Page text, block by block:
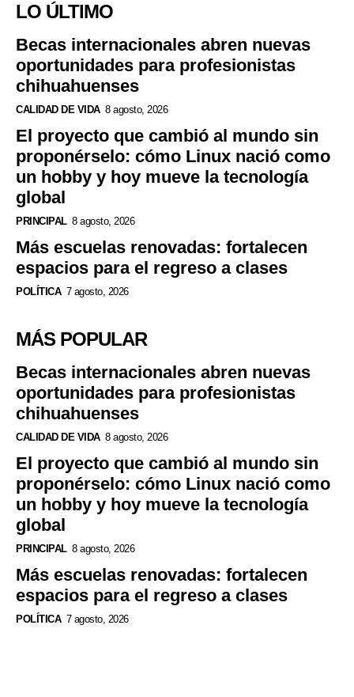
LO ÚLTIMO
Becas internacionales abren nuevas
oportunidades para profesionistas
chihuahuenses
CALIDAD DE VIDA 8 agosto, 2026
El proyecto que cambió al mundo sin
proponérselo: cómo Linux nació como
un hobby y hoy mueve la tecnología
global
PRINCIPAL 8 agosto, 2026
Más escuelas renovadas: fortalecen
espacios para el regreso a clases
POLÍTICA 7 agosto, 2026
MÁS POPULAR
Becas internacionales abren nuevas
oportunidades para profesionistas
chihuahuenses
CALIDAD DE VIDA 8 agosto, 2026
El proyecto que cambió al mundo sin
proponérselo: cómo Linux nació como
un hobby y hoy mueve la tecnología
global
PRINCIPAL 8 agosto, 2026
Más escuelas renovadas: fortalecen
espacios para el regreso a clases
POLÍTICA 7 agosto, 2026